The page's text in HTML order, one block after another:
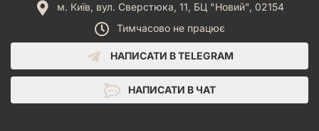
м. Київ, вул. Сверстюка, 11, БЦ "Новий", 02154
Тимчасово не працює
НАПИСАТИ В TELEGRAM
НАПИСАТИ В ЧАТ